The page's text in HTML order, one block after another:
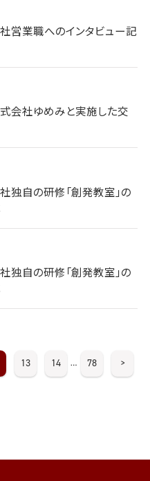
営業職へのインタビュー記
式会社ゆめみと実施した交
独自の研修「創発教室」の
独自の研修「創発教室」の
13 14 … 78 >